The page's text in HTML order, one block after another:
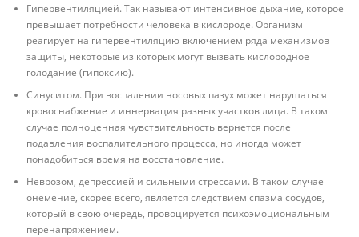
Гипервентиляцией. Так называют интенсивное дыхание, которое
превышает потребности человека в кислороде. Организм
реагирует на гипервентиляцию включением ряда механизмов
защиты, некоторые из которых могут вызвать кислородное
голодание (гипоксию).
Синуситом. При воспалении носовых пазух может нарушаться
кровоснабжение и иннервация разных участков лица. В таком
случае полноценная чувствительность вернется после
подавления воспалительного процесса, но иногда может
понадобиться время на восстановление.
Неврозом, депрессией и сильными стрессами. В таком случае
онемение, скорее всего, является следствием спазма сосудов,
который в свою очередь, провоцируется психоэмоциональным
перенапряжением.